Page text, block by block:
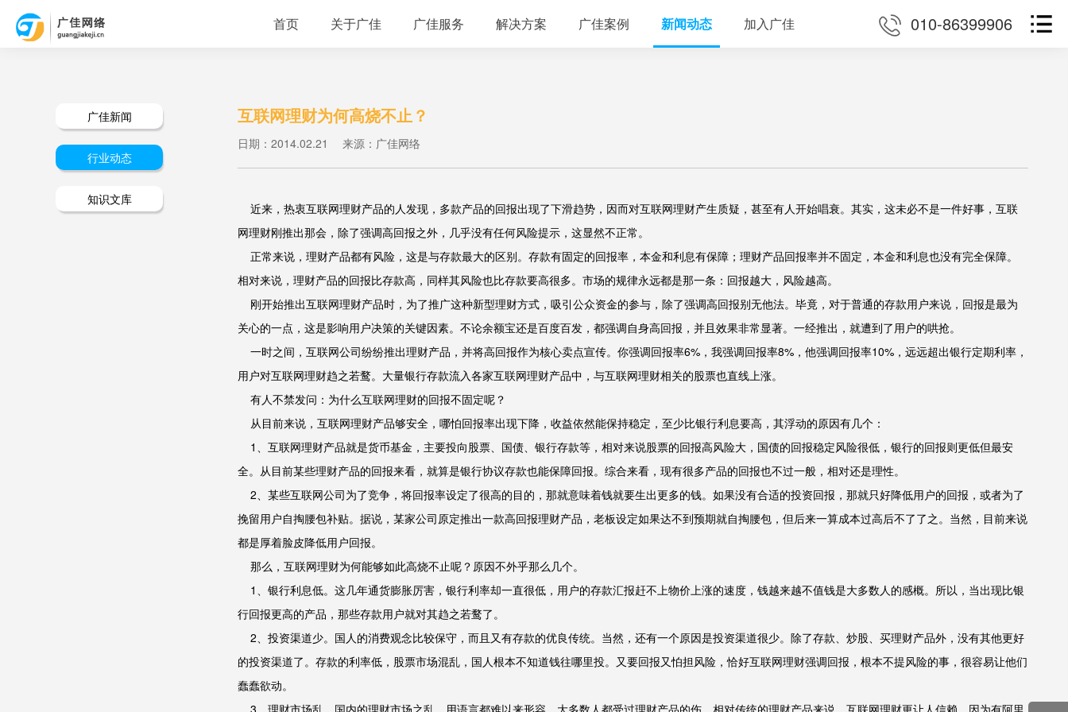
首页 关于广佳 广佳服务 解决方案 广佳案例 新闻动态 加入广佳 010-86399906
广佳新闻
行业动态
知识文库
互联网理财为何高烧不止？
日期：2014.02.21 来源：广佳网络
近来，热衷互联网理财产品的人发现，多款产品的回报出现了下滑趋势，因而对互联网理财产生质疑，甚至有人开始唱衰。其实，这未必不是一件好事，互联
网理财刚推出那会，除了强调高回报之外，几乎没有任何风险提示，这显然不正常。
正常来说，理财产品都有风险，这是与存款最大的区别。存款有固定的回报率，本金和利息有保障；理财产品回报率并不固定，本金和利息也没有完全保障。
相对来说，理财产品的回报比存款高，同样其风险也比存款要高很多。市场的规律永远都是那一条：回报越大，风险越高。
刚开始推出互联网理财产品时，为了推广这种新型理财方式，吸引公众资金的参与，除了强调高回报别无他法。毕竟，对于普通的存款用户来说，回报是最为
关心的一点，这是影响用户决策的关键因素。不论余额宝还是百度百发，都强调自身高回报，并且效果非常显著。一经推出，就遭到了用户的哄抢。
一时之间，互联网公司纷纷推出理财产品，并将高回报作为核心卖点宣传。你强调回报率6%，我强调回报率8%，他强调回报率10%，远远超出银行定期利率，
用户对互联网理财趋之若鹜。大量银行存款流入各家互联网理财产品中，与互联网理财相关的股票也直线上涨。
有人不禁发问：为什么互联网理财的回报不固定呢？
从目前来说，互联网理财产品够安全，哪怕回报率出现下降，收益依然能保持稳定，至少比银行利息要高，其浮动的原因有几个：
1、互联网理财产品就是货币基金，主要投向股票、国债、银行存款等，相对来说股票的回报高风险大，国债的回报稳定风险很低，银行的回报则更低但最安
全。从目前某些理财产品的回报来看，就算是银行协议存款也能保障回报。综合来看，现有很多产品的回报也不过一般，相对还是理性。
2、某些互联网公司为了竞争，将回报率设定了很高的目的，那就意味着钱就要生出更多的钱。如果没有合适的投资回报，那就只好降低用户的回报，或者为了
挽留用户自掏腰包补贴。据说，某家公司原定推出一款高回报理财产品，老板设定如果达不到预期就自掏腰包，但后来一算成本过高后不了了之。当然，目前来说
都是厚着脸皮降低用户回报。
那么，互联网理财为何能够如此高烧不止呢？原因不外乎那么几个。
1、银行利息低。这几年通货膨胀厉害，银行利率却一直很低，用户的存款汇报赶不上物价上涨的速度，钱越来越不值钱是大多数人的感概。所以，当出现比银
行回报更高的产品，那些存款用户就对其趋之若鹜了。
2、投资渠道少。国人的消费观念比较保守，而且又有存款的优良传统。当然，还有一个原因是投资渠道很少。除了存款、炒股、买理财产品外，没有其他更好
的投资渠道了。存款的利率低，股票市场混乱，国人根本不知道钱往哪里投。又要回报又怕担风险，恰好互联网理财强调回报，根本不提风险的事，很容易让他们
蠢蠢欲动。
3、理财市场乱。国内的理财市场之乱，用语言都难以来形容，大多数人都受过理财产品的伤。相对传统的理财产品来说，互联网理财更让人信赖，因为有阿里